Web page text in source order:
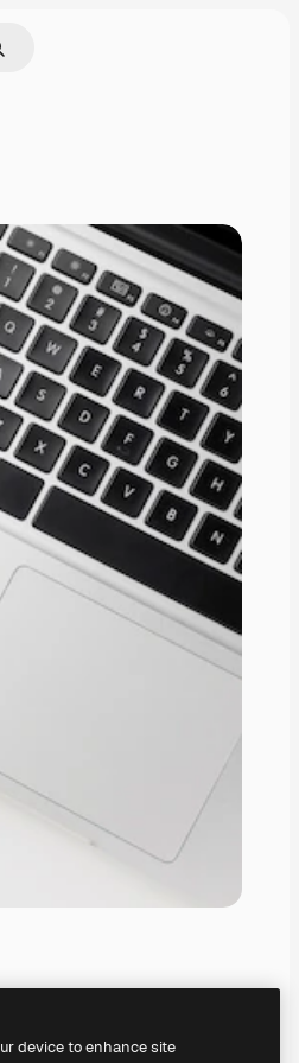
suchen
device to enhance site